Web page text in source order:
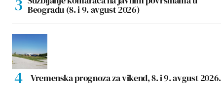
Beogradu (8. i 9. avgust 2026)
Vremenska prognoza za vikend, 8. i 9. avgust 2026.